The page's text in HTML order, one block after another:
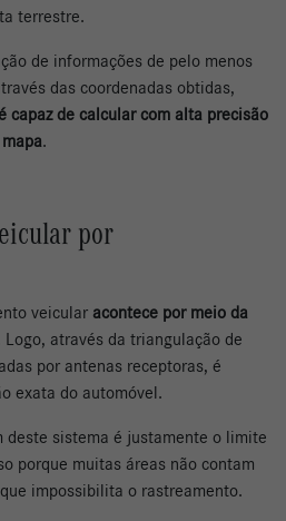
terrestre.
de informações de pelo menos
das coordenadas obtidas,
capaz de calcular com alta precisão
.
por
veicular acontece por meio da
Logo, através da triangulação de
por antenas receptoras, é
exata do automóvel.
deste sistema é justamente o limite
porque muitas áreas não contam
impossibilita o rastreamento.